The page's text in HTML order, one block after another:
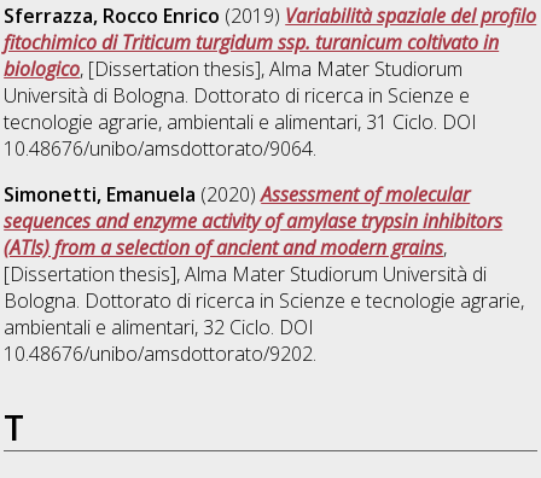
Sferrazza, Rocco Enrico (2019) Variabilità spaziale del profilo
fitochimico di Triticum turgidum ssp. turanicum coltivato in
biologico, [Dissertation thesis], Alma Mater Studiorum
Università di Bologna. Dottorato di ricerca in Scienze e
tecnologie agrarie, ambientali e alimentari, 31 Ciclo. DOI
10.48676/unibo/amsdottorato/9064.
Simonetti, Emanuela (2020)Assessment of molecular
sequences and enzyme activity of amylase trypsin inhibitors
(ATIs) from a selection of ancient and modern grains,
[Dissertation thesis], Alma Mater Studiorum Università di
Bologna. Dottorato di ricerca in Scienze e tecnologie agrarie,
ambientali e alimentari, 32 Ciclo. DOI
10.48676/unibo/amsdottorato/9202.
T